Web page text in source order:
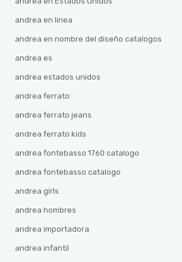
andrea en linea
andrea en nombre del diseño catalogos
andrea es
andrea estados unidos
andrea ferrato
andrea ferrato jeans
andrea ferrato kids
andrea fontebasso 1760 catalogo
andrea fontebasso catalogo
andrea girls
andrea hombres
andrea importadora
andrea infantil